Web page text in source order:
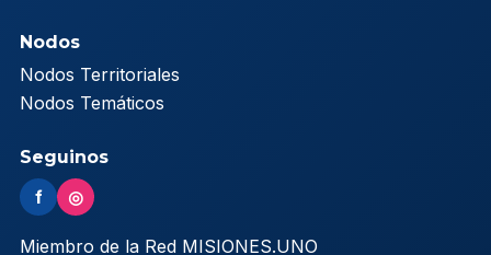
Nodos
Nodos Territoriales
Nodos Temáticos
Seguinos
f ◎
Miembro de la Red MISIONES.UNO